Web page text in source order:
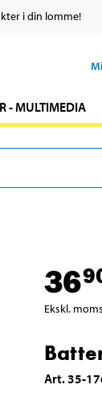
i din lomme!
- MULTIMEDIA
36
Ekskl. moms
Art.35-